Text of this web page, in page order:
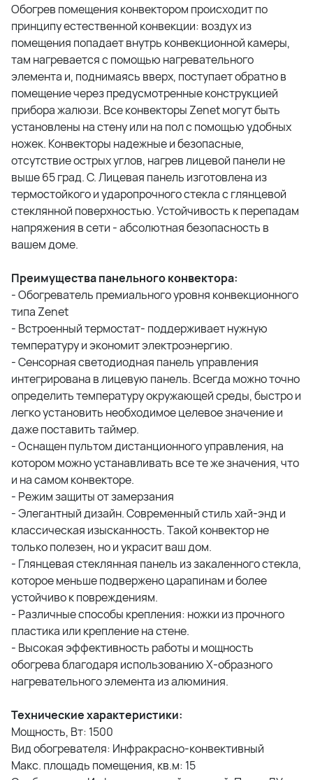
Обогрев помещения конвектором происходит по
принципу естественной конвекции: воздух из
помещения попадает внутрь конвекционной камеры,
там нагревается с помощью нагревательного
элемента и, поднимаясь вверх, поступает обратно в
помещение через предусмотренные конструкцией
прибора жалюзи. Все конвекторы Zenet могут быть
установлены на стену или на пол с помощью удобных
ножек. Конвекторы надежные и безопасные,
отсутствие острых углов, нагрев лицевой панели не
выше 65 град. С. Лицевая панель изготовлена из
термостойкого и ударопрочного стекла c глянцевой
стеклянной поверхностью. Устойчивость к перепадам
напряжения в сети - абсолютная безопасность в
вашем доме.
Преимущества панельного конвектора:
- Обогреватель премиального уровня конвекционного
типа Zenet
- Встроенный термостат- поддерживает нужную
температуру и экономит электроэнергию.
- Сенсорная светодиодная панель управления
интегрирована в лицевую панель. Всегда можно точно
определить температуру окружающей среды, быстро и
легко установить необходимое целевое значение и
даже поставить таймер.
- Оснащен пультом дистанционного управления, на
котором можно устанавливать все те же значения, что
и на самом конвекторе.
- Режим защиты от замерзания
- Элегантный дизайн. Современный стиль хай-энд и
классическая изысканность. Такой конвектор не
только полезен, но и украсит ваш дом.
- Глянцевая стеклянная панель из закаленного стекла,
которое меньше подвержено царапинам и более
устойчиво к повреждениям.
- Различные способы крепления: ножки из прочного
пластика или крепление на стене.
- Высокая эффективность работы и мощность
обогрева благодаря использованию X-образного
нагревательного элемента из алюминия.
Технические характеристики:
Мощность, Вт: 1500
Вид обогревателя: Инфракрасно-конвективный
Макс. площадь помещения, кв.м: 15